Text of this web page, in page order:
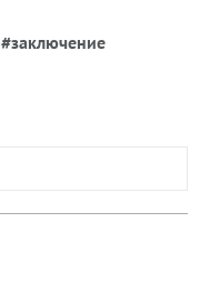
#заключение